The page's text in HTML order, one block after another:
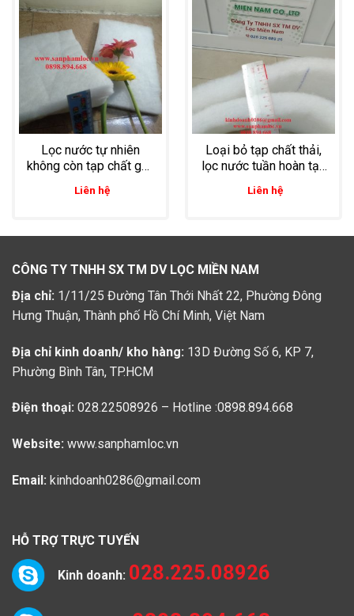
Lọc nước tự nhiên
không còn tạp chất gây
hại cho ao nuôi bằng
bông lọc 10mm
Liên hệ
Loại bỏ tạp chất thải,
lọc nước tuần hoàn tạo
oxi trong ao nuôi tôm
thẻ bằng bông lọc thô
Liên hệ
CÔNG TY TNHH SX TM DV LỌC MIỀN NAM
Địa chỉ: 1/11/25 Đường Tân Thới Nhất 22, Phường Đông
Hưng Thuận, Thành phố Hồ Chí Minh, Việt Nam
Địa chỉ kinh doanh/ kho hàng: 13D Đường Số 6, KP 7,
Phường Bình Tân, TP.HCM
Điện thoại: 028.22508926 – Hotline :0898.894.668
Website: www.sanphamloc.vn
Email: kinhdoanh0286@gmail.com
HỖ TRỢ TRỰC TUYẾN
Kinh doanh: 028.225.08926